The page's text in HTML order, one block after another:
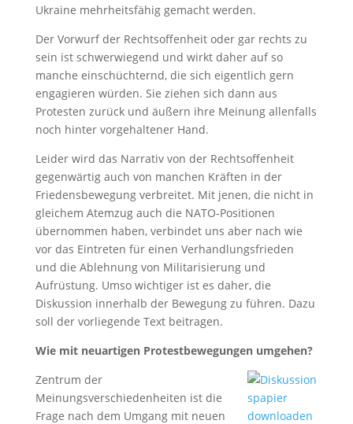
Ukraine mehrheitsfähig gemacht werden.
Der Vorwurf der Rechtsoffenheit oder gar rechts zu
sein ist schwerwiegend und wirkt daher auf so
manche einschüchternd, die sich eigentlich gern
engagieren würden. Sie ziehen sich dann aus
Protesten zurück und äußern ihre Meinung allenfalls
noch hinter vorgehaltener Hand.
Leider wird das Narrativ von der Rechtsoffenheit
gegenwärtig auch von manchen Kräften in der
Friedensbewegung verbreitet. Mit jenen, die nicht in
gleichem Atemzug auch die NATO-Positionen
übernommen haben, verbindet uns aber nach wie
vor das Eintreten für einen Verhandlungsfrieden
und die Ablehnung von Militarisierung und
Aufrüstung. Umso wichtiger ist es daher, die
Diskussion innerhalb der Bewegung zu führen. Dazu
soll der vorliegende Text beitragen.
Wie mit neuartigen Protestbewegungen umgehen?
Zentrum der
Meinungsverschiedenheiten ist die
Frage nach dem Umgang mit neuen